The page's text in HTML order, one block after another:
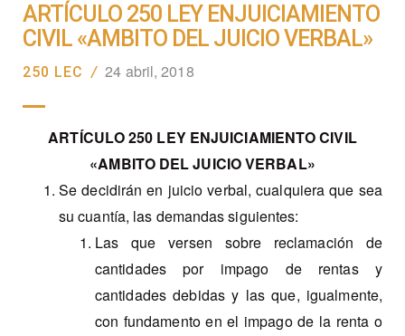
ARTÍCULO 250 LEY ENJUICIAMIENTO
CIVIL «AMBITO DEL JUICIO VERBAL»
250 LEC / 24 abril, 2018
ARTÍCULO 250 LEY ENJUICIAMIENTO CIVIL
«AMBITO DEL JUICIO VERBAL»
Se decidirán en juicio verbal, cualquiera que sea
su cuantía, las demandas siguientes:
Las que versen sobre reclamación de
cantidades por impago de rentas y
cantidades debidas y las que, igualmente,
con fundamento en el impago de la renta o